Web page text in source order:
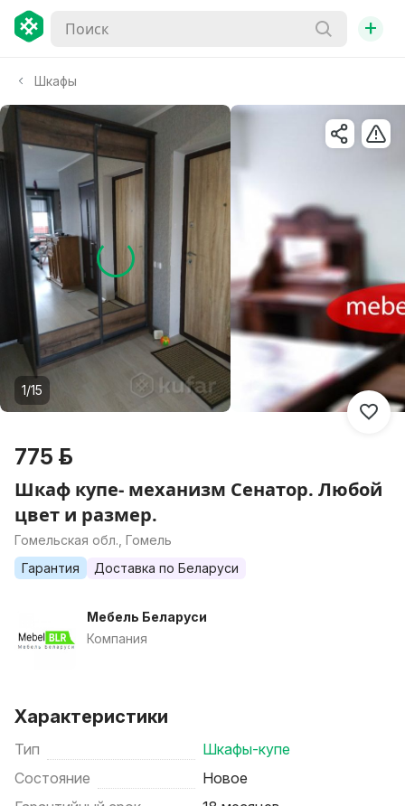
+
Шкафы
1/15
775 р.
Шкаф купе- механизм Сенатор. Любой
цвет и размер.
Гомельская обл., Гомель
Гарантия
Доставка по Беларуси
Мебель Беларуси
Компания
Характеристики
Тип
Шкафы-купе
Состояние
Новое